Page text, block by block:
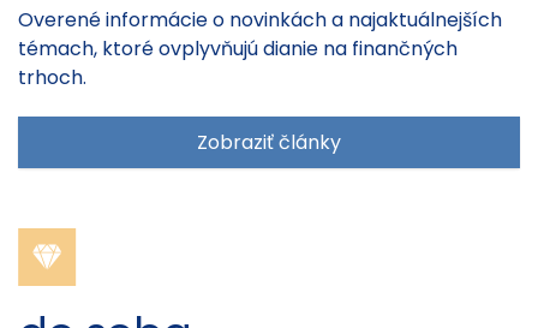
Overené informácie o novinkách a najaktuálnejších
témach, ktoré ovplyvňujú dianie na finančných
trhoch.
Zobraziť články